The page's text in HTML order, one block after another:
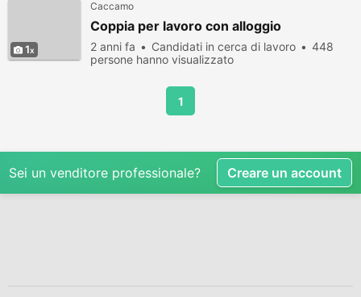
1
Caccamo
Coppia per lavoro con alloggio
2 anni fa Candidati in cerca di lavoro
448
persone hanno visualizzato
1
Sei un venditore professionale? Creare un account